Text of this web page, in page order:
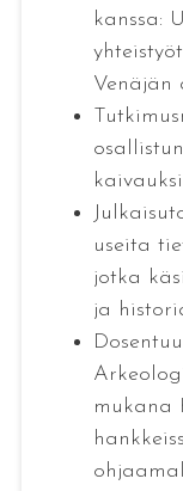
kanssa:
Venäjän
useita
jotka
ja
mukana